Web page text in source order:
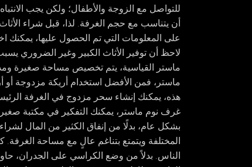
للتواصل مع الزوجة والأطفال؛ ولكن يجب
أن يتناسب مع حجم الغرفة. لذا، قبل شراء
على المعلومات التي تم الحصول عليها، يمكنك
لاحظ أن توفير الأثاث الكبير وغير الضروري
ماستر القياسية، يتم تخصيص مساحة صغيرة
ماستر، فمن الأفضل استخدام أريكة مزدوجة أو
هذه، يمكنك إنشاء سحر مزدوج في الغرفة
غرف نوم ماستر، يمكنك التفكير في مكتبة
بشكل عام، بدلًا من إنفاق الكثير من المال
المختلفة ويتمتع بتناغم عالٍ مع مساحة
الناس. بدلاً من وضع الكراسي على الجدران،